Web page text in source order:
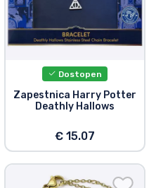
Dostopen
Zapestnica Harry Potter
Deathly Hallows
€ 15.07